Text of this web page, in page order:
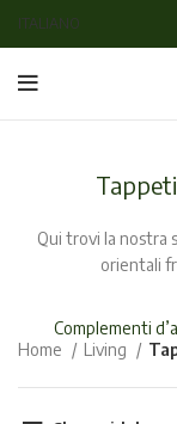
ITALIANO
Qui trovi la nostra
orientali
Complementi
Home
Living